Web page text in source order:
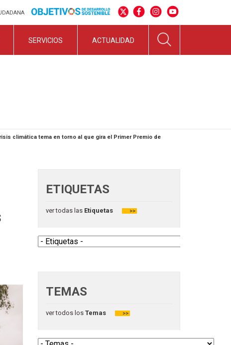
SERVICIOS ACTUALIDAD
climática tema en torno al que gira el Primer Premio de
ETIQUETAS
ver todas las Etiquetas >>
TEMAS
ver todos los Temas >>